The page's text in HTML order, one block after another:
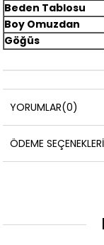
Beden Tablosu
Boy Omuzdan
Göğüs
YORUMLAR(0)
ÖDEME SEÇENEKLERI